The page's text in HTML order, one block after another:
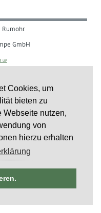
Cookies, um
bieten zu
Webseite nutzen,
von
hierzu erhalten
GmbH
UP